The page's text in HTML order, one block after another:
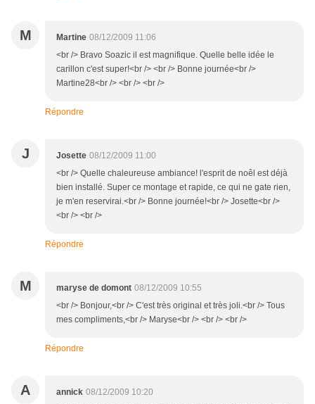
M Martine 08/12/2009 11:06
<br /> Bravo Soazic il est magnifique. Quelle belle idée le
carillon c'est super!<br /> <br /> Bonne journée<br />
Martine28<br /> <br /> <br />
Répondre
J Josette 08/12/2009 11:00
<br /> Quelle chaleureuse ambiance! l'esprit de noêl est déjà
bien installé. Super ce montage et rapide, ce qui ne gate rien,
je m'en reservirai.<br /> Bonne journée!<br /> Josette<br />
<br /> <br />
Répondre
M maryse de domont 08/12/2009 10:55
<br /> Bonjour,<br /> C'est très original et très joli.<br /> Tous
mes compliments,<br /> Maryse<br /> <br /> <br />
Répondre
A annick 08/12/2009 10:20